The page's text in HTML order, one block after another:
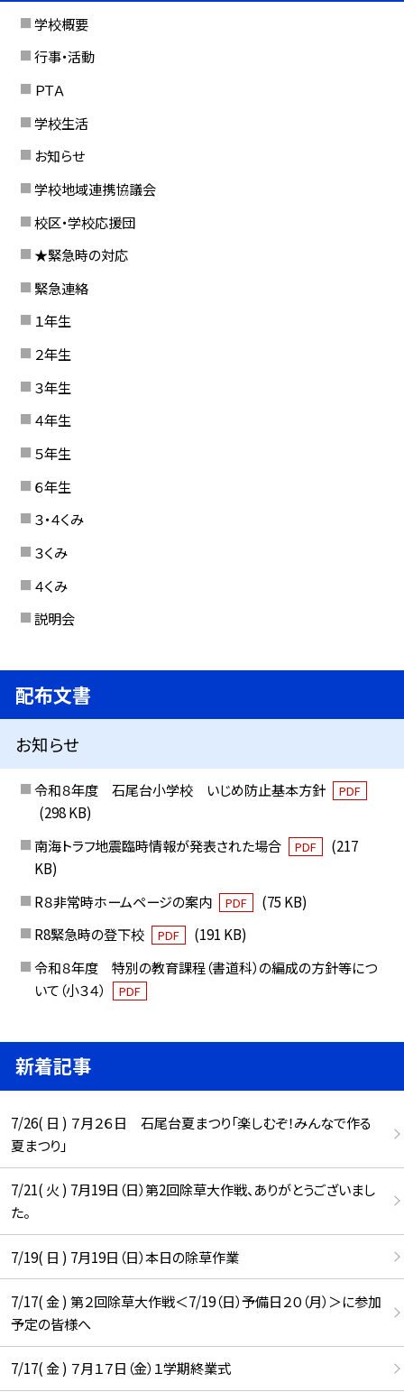
学校概要
行事・活動
ＰＴＡ
学校生活
お知らせ
学校地域連携協議会
校区・学校応援団
★緊急時の対応
緊急連絡
１年生
２年生
３年生
４年生
５年生
６年生
３・４くみ
３くみ
４くみ
説明会
配布文書
お知らせ
令和８年度 石尾台小学校 いじめ防止基本方針 PDF
(298 KB)
南海トラフ地震臨時情報が発表された場合
PDF
(217
KB)
R８非常時ホームページの案内
PDF
(75 KB)
R8緊急時の登下校
PDF
(191 KB)
令和８年度 特別の教育課程（書道科）の編成の方針等につ
いて（小３４）
PDF
新着記事
7/26( 日 ) ７月２６日 石尾台夏まつり「楽しむぞ！みんなで作る
夏まつり」
7/21( 火 ) 7月19日（日）第2回除草大作戦、ありがとうございまし
た。
7/19( 日 ) 7月19日（日）本日の除草作業
7/17( 金 ) 第２回除草大作戦＜7/19（日）予備日２０（月）＞に参加
予定の皆様へ
7/17( 金 ) ７月１７日（金）１学期終業式